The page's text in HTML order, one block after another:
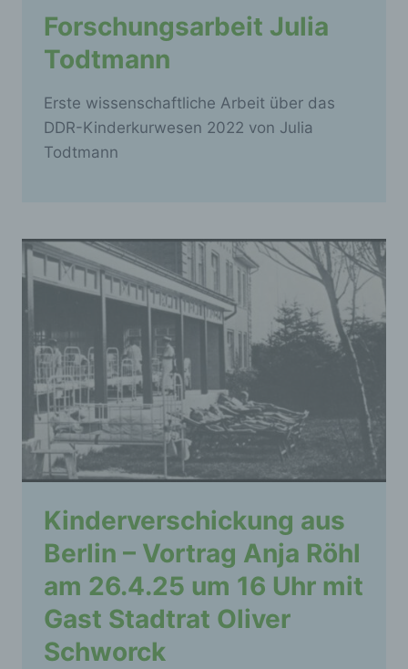
Forschungsarbeit Julia
Todtmann
Erste wissenschaftliche Arbeit über das
DDR-Kinderkurwesen 2022 von Julia
Todtmann
Kinderverschickung aus
Berlin – Vortrag Anja Röhl
am 26.4.25 um 16 Uhr mit
Gast Stadtrat Oliver
Schworck